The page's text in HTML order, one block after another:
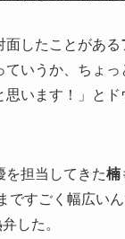
したことがある
いうか、ちょっ
います！」と
担当してきた楠
ですごく幅広い
した。